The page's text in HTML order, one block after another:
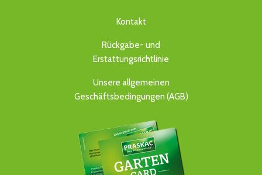
Kontakt
Rückgabe- und
Erstattungsrichtlinie
Unsere allgemeinen
Geschäftsbedingungen (AGB)